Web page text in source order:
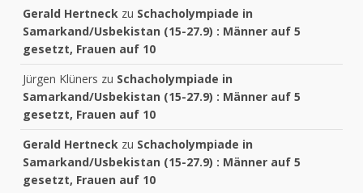
Gerald Hertneck zu Schacholympiade in
Samarkand/Usbekistan (15-27.9) : Männer auf 5
gesetzt, Frauen auf 10
Jürgen Klüners zu Schacholympiade in
Samarkand/Usbekistan (15-27.9) : Männer auf 5
gesetzt, Frauen auf 10
Gerald Hertneck zu Schacholympiade in
Samarkand/Usbekistan (15-27.9) : Männer auf 5
gesetzt, Frauen auf 10